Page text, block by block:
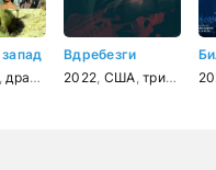
драма вестерн,биография
Вдребезги
2022 США ,триллер